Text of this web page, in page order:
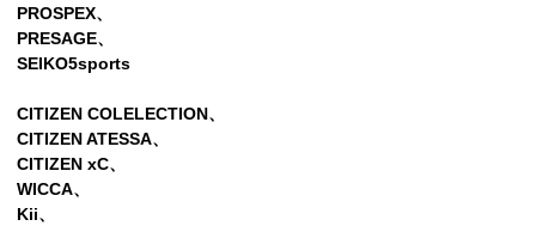
PROSPEX、
PRESAGE、
SEIKO5sports
CITIZEN COLELECTION、
CITIZEN ATESSA、
CITIZEN xC、
WICCA、
Kii、